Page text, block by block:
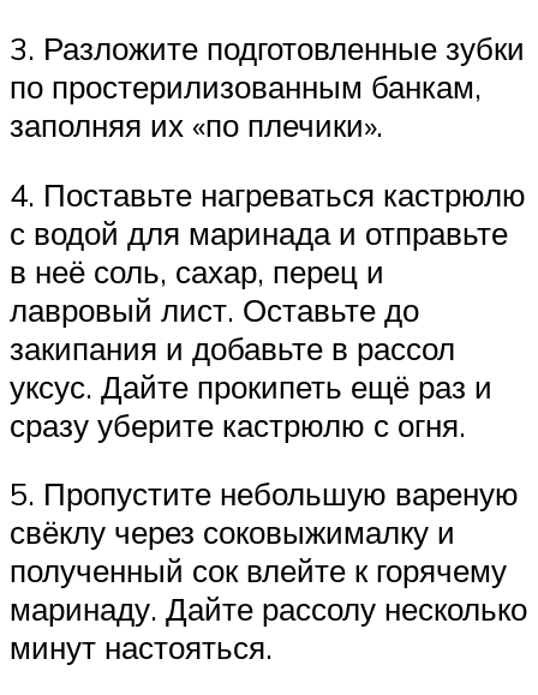
3. Разложите подготовленные зубки
по простерилизованным банкам,
заполняя их «по плечики».
4. Поставьте нагреваться кастрюлю
с водой для маринада и отправьте
в неё соль, сахар, перец и
лавровый лист. Оставьте до
закипания и добавьте в рассол
уксус. Дайте прокипеть ещё раз и
сразу уберите кастрюлю с огня.
5. Пропустите небольшую вареную
свёклу через соковыжималку и
полученный сок влейте к горячему
маринаду. Дайте рассолу несколько
минут настояться.